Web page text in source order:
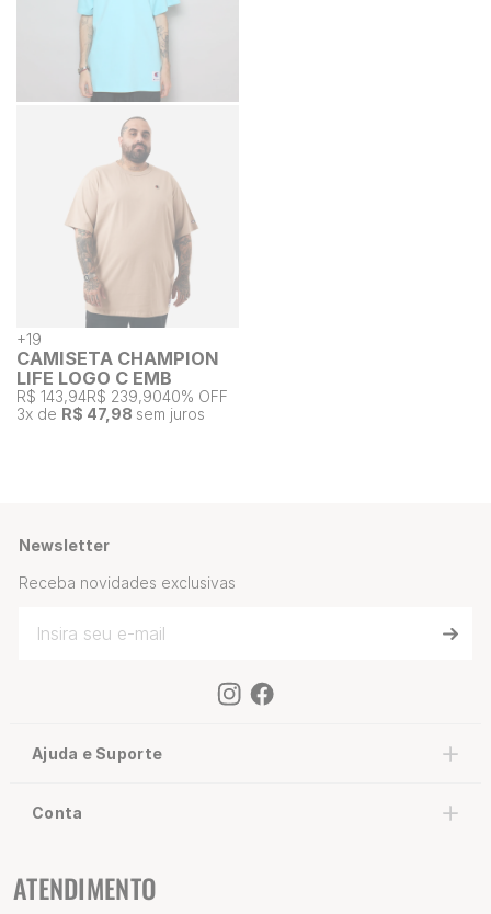
+19
CAMISETA CHAMPION
LIFE LOGO C EMB
R$ 143,94R$ 239,9040% OFF
3x de R$ 47,98 sem juros
Newsletter
Receba novidades exclusivas
Ajuda e Suporte
Conta
ATENDIMENTO